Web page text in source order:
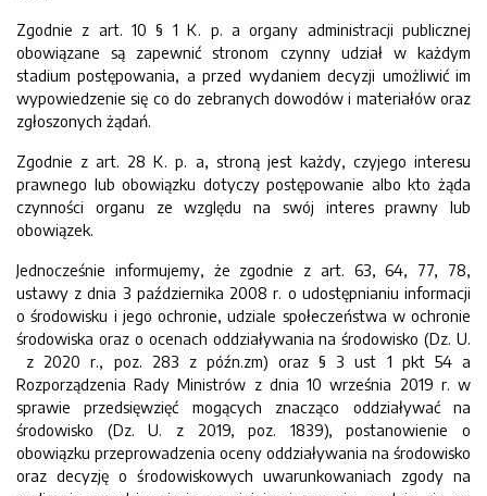
Zgodnie z art. 10 § 1 K. p. a organy administracji publicznej
obowiązane są zapewnić stronom czynny udział w każdym
stadium postępowania, a przed wydaniem decyzji umożliwić im
wypowiedzenie się co do zebranych dowodów i materiałów oraz
zgłoszonych żądań.
Zgodnie z art. 28 K. p. a, stroną jest każdy, czyjego interesu
prawnego lub obowiązku dotyczy postępowanie albo kto żąda
czynności organu ze względu na swój interes prawny lub
obowiązek.
Jednocześnie informujemy, że zgodnie z art. 63, 64, 77, 78,
ustawy z dnia 3 października 2008 r. o udostępnianiu informacji
o środowisku i jego ochronie, udziale społeczeństwa w ochronie
środowiska oraz o ocenach oddziaływania na środowisko (Dz. U.
z 2020 r., poz. 283 z późn.zm) oraz § 3 ust 1 pkt 54 a
Rozporządzenia Rady Ministrów z dnia 10 września 2019 r. w
sprawie przedsięwzięć mogących znacząco oddziaływać na
środowisko (Dz. U. z 2019, poz. 1839), postanowienie o
obowiązku przeprowadzenia oceny oddziaływania na środowisko
oraz decyzję o środowiskowych uwarunkowaniach zgody na